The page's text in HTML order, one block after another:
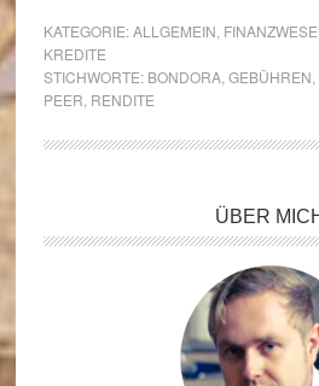
KATEGORIE:ALLGEMEIN
KREDITE
STICHWORTE: BONDORA, GEBÜHREN
PEER RENDITE
ÜBER